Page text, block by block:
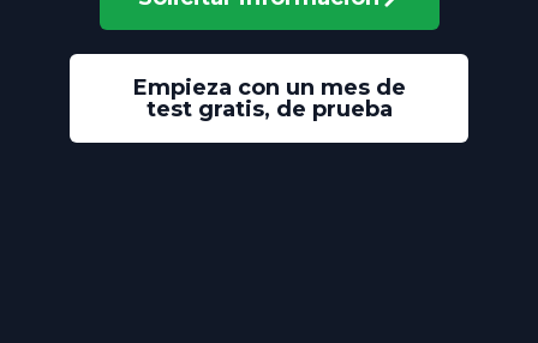
Empieza con un mes de
test gratis, de prueba